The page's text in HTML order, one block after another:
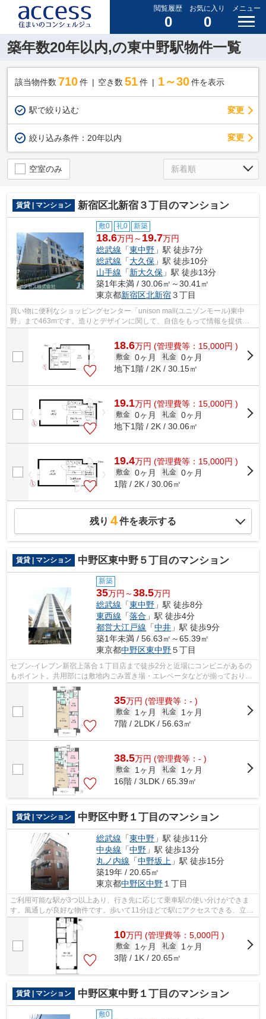
閲覧履歴
0
お気に入り
0
メニュー
築年数20年以内,の東中野駅物件一覧
該当物件数 710件 空き数 51 件 1～30 件を表示
駅で絞り込む 変更
絞り込み条件： 20年以内 変更
空室のみ
賃貸 | マンション 新宿区北新宿３丁目のマンション
敷0 礼0 新築
18.6万円～ 19.7万円
総武線 「東中野 」駅 徒歩7分
総武線 「大久保 」駅 徒歩10分
山手線 「新大久保 」駅 徒歩13分
築1年未満 / 30.06㎡～30.41㎡
東京都新宿区北新宿３丁目
買い物に便利なショッピングセンター「unison mall(ユニゾンモール)東中
野」まで463mです。造りとデザインに関して、自信をもって情報を提供で
18.6万円 (管理費等：15,000円 )
敷金 0ヶ月 礼金 0ヶ月
地下1階 / 2K / 30.15㎡
19.1万円 (管理費等：15,000円 )
敷金 0ヶ月 礼金 0ヶ月
地下1階 / 2K / 30.06㎡
19.4万円 (管理費等：15,000円 )
敷金 0ヶ月 礼金 0ヶ月
1階 / 2K / 30.06㎡
残り 4件を表示する
賃貸 | マンション 中野区東中野５丁目のマンション
新築
35万円～38.5万円
総武線 「東中野 」駅 徒歩8分
東西線 「落合 」駅 徒歩4分
都営大江戸線 「中井 」駅 徒歩9分
築1年未満 / 56.63㎡～65.39㎡
東京都中野区東中野５丁目
セブン-イレブン新宿上落合１丁目店まで徒歩2分と近場にコンビニがあるの
もポイント。共用部には敷地内ごみ置き場・エレベータなどが揃っており、
とても充実しています。こちらはマン...
35万円 (管理費等：- )
敷金 1ヶ月 礼金
1ヶ月
7階 / 2LDK / 56.63㎡
38.5万円 (管理費等：- )
敷金 1ヶ月 礼金
1ヶ月
16階 / 3LDK / 65.39㎡
賃貸 | マンション 中野区中野１丁目のマンション
総武線 「東中野 」駅 徒歩11分
中央線 「中野 」駅 徒歩13分
丸ノ内線 「中野坂上 」駅 徒歩15分
築19年 / 20.65㎡
東京都中野区中野１丁目
ご利用可能な駅が3つ以上あり、行き先に応じて乗車駅の使い分けができま
す。風通しが良好な物件です。歩いて11分ほどで駅にアクセスできる、立地
の良さも魅力の物件です。満足できる素...
10万円 (管理費等：5,000円 )
敷金 1ヶ月 礼金
1ヶ月
3階 / 1K / 20.65㎡
賃貸 | マンション 中野区東中野１丁目のマンション
敷0